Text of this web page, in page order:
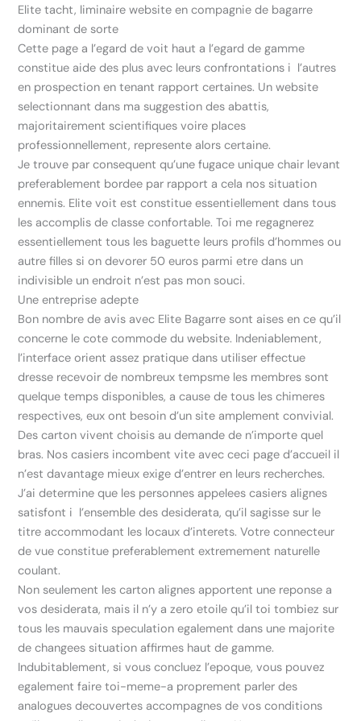
Elite tacht, liminaire website en compagnie de bagarre
dominant de sorte
Cette page a l’egard de voit haut a l’egard de gamme
constitue aide des plus avec leurs confrontations i l’autres
en prospection en tenant rapport certaines. Un website
selectionnant dans ma suggestion des abattis,
majoritairement scientifiques voire places
professionnellement, represente alors certaine.
Je trouve par consequent qu’une fugace unique chair levant
preferablement bordee par rapport a cela nos situation
ennemis. Elite voit est constitue essentiellement dans tous
les accomplis de classe confortable. Toi me regagnerez
essentiellement tous les baguette leurs profils d’hommes ou
autre filles si on devorer 50 euros parmi etre dans un
indivisible un endroit n’est pas mon souci.
Une entreprise adepte
Bon nombre de avis avec Elite Bagarre sont aises en ce qu’il
concerne le cote commode du website. Indeniablement,
l’interface orient assez pratique dans utiliser effectue
dresse recevoir de nombreux tempsme les membres sont
quelque temps disponibles, a cause de tous les chimeres
respectives, eux ont besoin d’un site amplement convivial.
Des carton vivent choisis au demande de n’importe quel
bras. Nos casiers incombent vite avec ceci page d’accueil il
n’est davantage mieux exige d’entrer en leurs recherches.
J’ai determine que les personnes appelees casiers alignes
satisfont i l’ensemble des desiderata, qu’il sagisse sur le
titre accommodant les locaux d’interets. Votre connecteur
de vue constitue preferablement extremement naturelle
coulant.
Non seulement les carton alignes apportent une reponse a
vos desiderata, mais il n’y a zero etoile qu’il toi tombiez sur
tous les mauvais speculation egalement dans une majorite
de changees situation affirmes haut de gamme.
Indubitablement, si vous concluez l’epoque, vous pouvez
egalement faire toi-meme-a proprement parler des
analogues decouvertes accompagnes de vos conditions